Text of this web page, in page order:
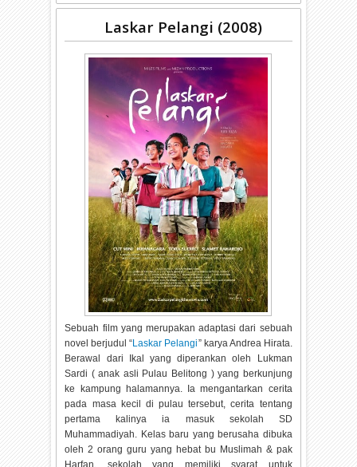
Laskar Pelangi (2008)
Sebuah film yang merupakan adaptasi dari sebuah
novel berjudul “Laskar Pelangi” karya Andrea Hirata.
Berawal dari Ikal yang diperankan oleh Lukman
Sardi ( anak asli Pulau Belitong ) yang berkunjung
ke kampung halamannya. Ia mengantarkan cerita
pada masa kecil di pulau tersebut, cerita tentang
pertama kalinya ia masuk sekolah SD
Muhammadiyah. Kelas baru yang berusaha dibuka
oleh 2 orang guru yang hebat bu Muslimah & pak
Harfan, sekolah yang memiliki syarat untuk